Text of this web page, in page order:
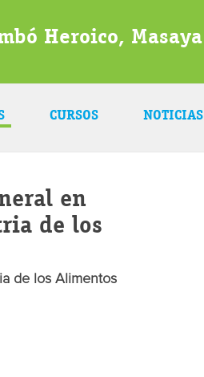
Heroico, Masaya
CURSOS NOTICIAS
en
de los
de los Alimentos